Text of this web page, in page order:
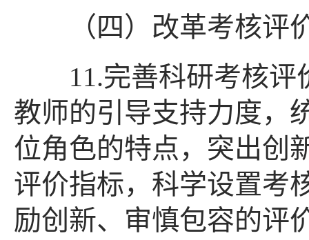
（四）改革考核评价
11.完善科研考核评
教师的引导支持力度，
位角色的特点，突出创
评价指标，科学设置考
励创新、审慎包容的评